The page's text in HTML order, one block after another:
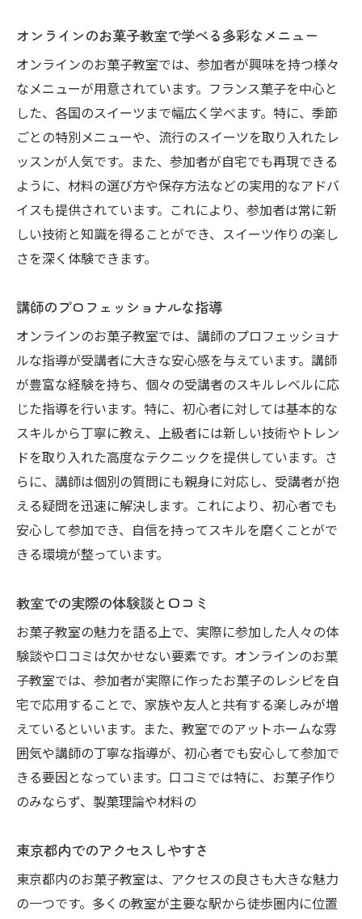
価格設定とコストパフォーマンス
参加者との交流が楽しめるお菓子教室の秘密
レッスンを通じて広がる仲間の輪
教室内でのインスピレーションの交換
参加者同士の協力で生まれる新しいレシピ
お菓子作りがもたらすコミュニケーション
の場
教室イベントでの楽しいひととき
オンラインコミュニティの活用
室
地産地消を意識したレシピの特徴
環境に配慮した素材選びのポイント
持続可能なお菓子作りへの取り組み
地元農家との協力で実現する新鮮な食材
エコロジカルなレッスンのメリット
参加者のエコ意識の高まり
オンラインレッスンで広がるお菓子作りの世界
自宅で気軽に参加できるオンライン教室
遠方の名講師から学べるチャンス
体験
オンラインレッスンの準備と必要なもの
ビデオ通話を使ったリアルタイム指導
オンラインでの参加者同士の交流方法
お菓子教室での体験がもたらす心の贈り物
手作りスイーツがもたらす達成感
贈り物としての手作りお菓子の魅力
お菓子作りがもたらすリラクゼーション効
家族や友人との絆を深める
自分へのご褒美としての価値
心温まるエピソードと参加者の声
オンラインのお菓子教室で学べる多彩なメニュー
オンラインのお菓子教室では、参加者が興味を持つ様々
なメニューが用意されています。フランス菓子を中心と
した、各国のスイーツまで幅広く学べます。特に、季節
ごとの特別メニューや、流行のスイーツを取り入れたレ
ッスンが人気です。また、参加者が自宅でも再現できる
ように、材料の選び方や保存方法などの実用的なアドバ
イスも提供されています。これにより、参加者は常に新
しい技術と知識を得ることができ、スイーツ作りの楽し
さを深く体験できます。
講師のプロフェッショナルな指導
オンラインのお菓子教室では、講師のプロフェッショナ
ルな指導が受講者に大きな安心感を与えています。講師
が豊富な経験を持ち、個々の受講者のスキルレベルに応
じた指導を行います。特に、初心者に対しては基本的な
スキルから丁寧に教え、上級者には新しい技術やトレン
ドを取り入れた高度なテクニックを提供しています。さ
らに、講師は個別の質問にも親身に対応し、受講者が抱
える疑問を迅速に解決します。これにより、初心者でも
安心して参加でき、自信を持ってスキルを磨くことがで
きる環境が整っています。
教室での実際の体験談と口コミ
お菓子教室の魅力を語る上で、実際に参加した人々の体
験談や口コミは欠かせない要素です。オンラインのお菓
子教室では、参加者が実際に作ったお菓子のレシピを自
宅で応用することで、家族や友人と共有する楽しみが増
えているといいます。また、教室でのアットホームな雰
囲気や講師の丁寧な指導が、初心者でも安心して参加で
きる要因となっています。口コミでは特に、お菓子作り
のみならず、製菓理論や材料の
東京都内でのアクセスしやすさ
東京都内のお菓子教室は、アクセスの良さも大きな魅力
の一つです。多くの教室が主要な駅から徒歩圏内に位置